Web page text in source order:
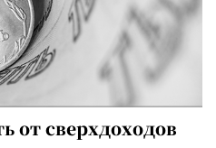
от сверхдоходов